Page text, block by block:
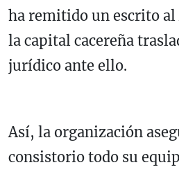
ha remitido un escrito
la capital cacereña
jurídico ante ello.
Así, la organización
consistorio todo su